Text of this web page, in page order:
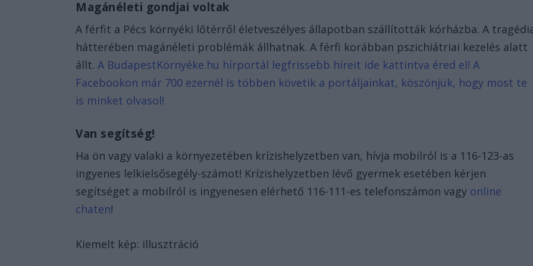
Magánéleti gondjai voltak
A férfit a Pécs környéki lőtérről életveszélyes állapotban szállították kórházba. A
hátterében magánéleti problémák állhatnak. A férfi korábban pszichiátriai kezelés alatt
állt.A BudapestKörnyéke.hu hírportál legfrissebb híreit ide kattintva éred el! A
Facebookon már 700 ezernél is többen követik a portáljainkat, köszönjük, hogy most te
is minket olvasol!
Van segítség!
Ha ön vagy valaki a környezetében krízishelyzetben van, hívja mobilról is a 116-123-as
ingyenes lelkielsősegély-számot! Krízishelyzetben lévő gyermek esetében kérjen
segítséget a mobilról is ingyenesen elérhető 116-111-es telefonszámon vagy online
chaten!
Kiemelt kép: illusztráció